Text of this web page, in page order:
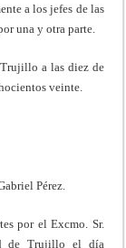
a los jefes de las
una y otra parte.
a las diez de
veinte.
Pérez.
por el Excmo. Sr.
de Trujillo el día